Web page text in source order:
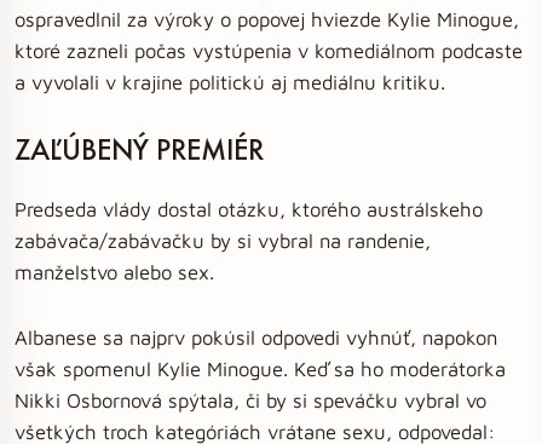
ospravedlnil za výroky o popovej hviezde Kylie Minogue,
ktoré zazneli počas vystúpenia v komediálnom podcaste
a vyvolali v krajine politickú aj mediálnu kritiku.
ZAĽÚBENÝ PREMIÉR
Predseda vlády dostal otázku, ktorého austrálskeho
zabávača/zabávačku by si vybral na randenie,
manželstvo alebo sex.
Albanese sa najprv pokúsil odpovedi vyhnúť, napokon
však spomenul Kylie Minogue. Keď sa ho moderátorka
Nikki Osbornová spýtala, či by si speváčku vybral vo
všetkých troch kategóriách vrátane sexu, odpovedal: